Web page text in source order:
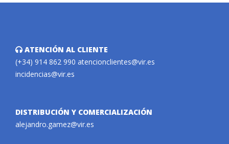
ATENCIÓN AL CLIENTE
(+34) 914 862 990 atencionclientes@vir.es
incidencias@vir.es
DISTRIBUCIÓN Y COMERCIALIZACIÓN
alejandro.gamez@vir.es